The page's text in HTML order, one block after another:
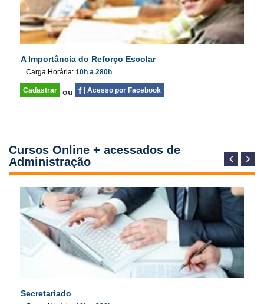
A Importância do Reforço Escolar
Carga Horária: 10h a 280h
Cadastrar ou f | Acesso por Facebook
Cursos Online + acessados de
Administração
Secretariado